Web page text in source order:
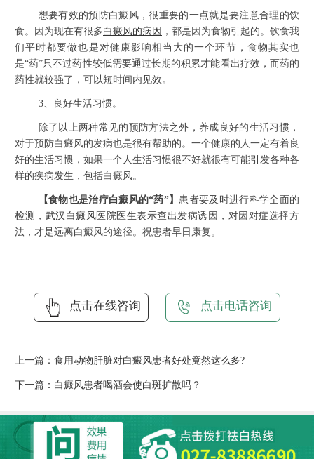
想要有效的预防白癜风，很重要的一点就是要注意合理的饮
食。因为现在有很多白癜风的病因 ，都是因为食物引起的。饮食我
们平时都要做也是对健康影响相当大的一个环节，食物其实也
是“药”只不过药性较低需要通过长期的积累才能看出疗效，而药的
药性就较强了，可以短时间内见效。
3、良好生活习惯。
除了以上两种常见的预防方法之外，养成良好的生活习惯，
对于预防白癜风的发病也是很有帮助的。一个健康的人一定有着良
好的生活习惯，如果一个人生活习惯很不好就很有可能引发各种各
样的疾病发生，包括白癜风。
【食物也是治疗白癜风的“药”】 患者要及时进行科学全面的
检测， 武汉白癜风医院 医生表示查出发病诱因，对因对症选择方
法，才是远离白癜风的途径。祝患者早日康复。
点击在线咨询 点击电话咨询
上一篇： 食用动物肝脏对白癜风患者好处竟然这么多?
下一篇： 白癜风患者喝酒会使白斑扩散吗？